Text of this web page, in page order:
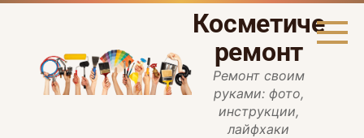
Перейти
ремонт
Ремонт своим
руками: фото,
инструкции,
лайфхаки